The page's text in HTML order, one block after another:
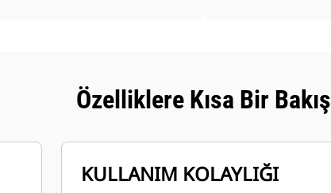
Özelliklere Kısa Bir Bakış
KULLANIM KOLAYLIĞI